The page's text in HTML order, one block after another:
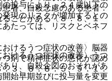
者、自殺念慮のある患者：
ことがある〔８．８、１
けるうつ症状の改善〉脳器
剤で精神症状の悪化が認め
３、８．８．５、９．１．
投与により、２４歳以下の
現のリスクが増加するとの
たっては、リスクとベネフ
けるうつ症状の改善〉うつ
り、自殺企図のおそれがあ
始早期並びに投与量を変更